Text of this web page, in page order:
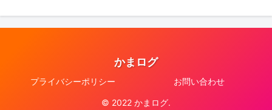
かまログ
プライバシーポリシー お問い合わせ
© 2022 かまログ.